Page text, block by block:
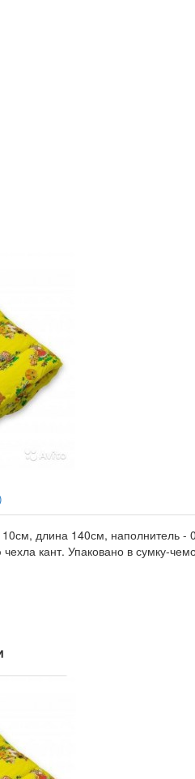
длина 140см, наполнитель -
чехла кант. Упаковано в сумку-